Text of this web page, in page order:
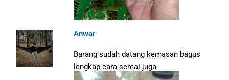
Anwar
Barang sudah datang kemasan bagus
lengkap cara semai juga